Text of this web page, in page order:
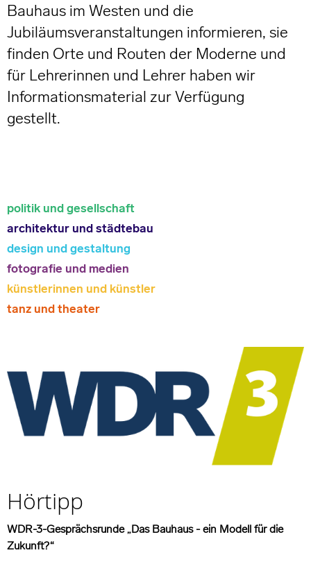
Bauhaus im Westen und die
Jubiläumsveranstaltungen informieren, sie
finden Orte und Routen der Moderne und
für Lehrerinnen und Lehrer haben wir
Informationsmaterial zur Verfügung
gestellt.
politik und gesellschaft
architektur und städtebau
design und gestaltung
fotografie und medien
künstlerinnen und künstler
tanz und theater
Hörtipp
WDR-3-Gesprächsrunde „Das Bauhaus - ein Modell für die
Zukunft?“